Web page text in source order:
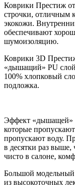
Коврики Престиж
строчки, отличным
экокожи.
обеспечивают
шумоизоляцию.
Коврики 3D
«дышащий» PU
100% хлопковый
подложка.
Эффект «дышащей»
которые
пропускают воду.
в десятки раз выше,
чисто в салоне,
Большой модельный
из высокоточных